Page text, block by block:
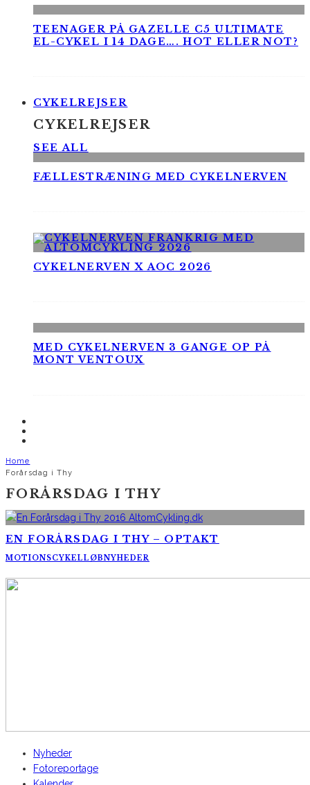
TEENAGER PÅ GAZELLE C5 ULTIMATE
EL-CYKEL I 14 DAGE…. HOT ELLER NOT?
CYKELREJSER
CYKELREJSER
SEE ALL
FÆLLESTRÆNING MED CYKELNERVEN
CYKELNERVEN X AOC 2026
MED CYKELNERVEN 3 GANGE OP PÅ
MONT VENTOUX
Home
Forårsdag i Thy
FORÅRSDAG I THY
EN FORÅRSDAG I THY – OPTAKT
MOTIONSCYKELLØBNYHEDER
Nyheder
Fotoreportage